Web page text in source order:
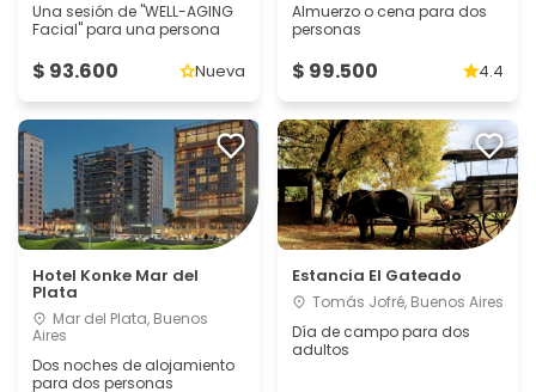
Una sesión de "WELL-AGING
Facial" para una persona
$ 93.600 Nueva
Almuerzo o cena para dos
personas
$ 99.500 4.4
Hotel Konke Mar del
Plata
Mar del Plata, Buenos
Aires
Dos noches de alojamiento
para dos personas
Estancia El Gateado
Tomás Jofré, Buenos Aires
Día de campo para dos
adultos